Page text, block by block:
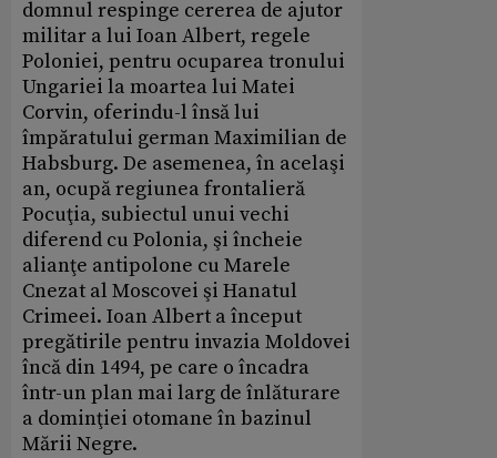
domnul respinge cererea de ajutor
militar a lui Ioan Albert, regele
Poloniei, pentru ocuparea tronului
Ungariei la moartea lui Matei
Corvin, oferindu-l însă lui
împăratului german Maximilian de
Habsburg. De asemenea, în acelaşi
an, ocupă regiunea frontalieră
Pocuţia, subiectul unui vechi
diferend cu Polonia, şi încheie
alianţe antipolone cu Marele
Cnezat al Moscovei şi Hanatul
Crimeei. Ioan Albert a început
pregătirile pentru invazia Moldovei
încă din 1494, pe care o încadra
într-un plan mai larg de înlăturare
a dominţiei otomane în bazinul
Mării Negre.